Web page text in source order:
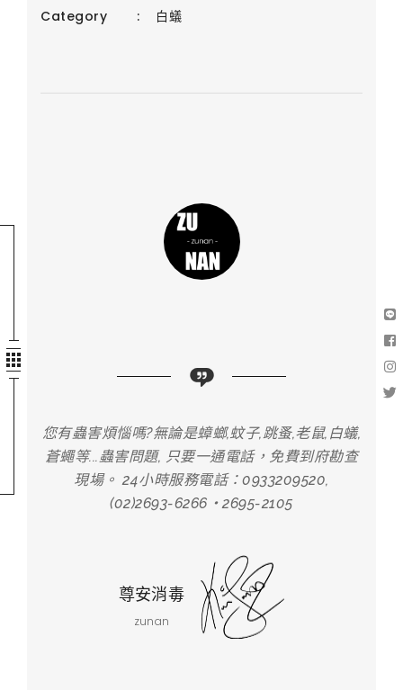
Category
: 白蟻
您有蟲害煩惱嗎?無論是蟑螂,蚊子,跳蚤,老鼠,白蟻,
蒼蠅等...蟲害問題, 只要一通電話，免費到府勘查
現場。 24小時服務電話：0933209520,
(02)2693-6266‧2695-2105
尊安消毒
zunan